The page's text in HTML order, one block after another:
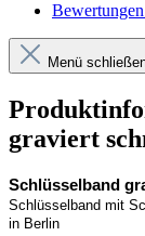
Bewertungen
Menü
graviert
Schlüsselband
Schlüsselband mit
in Berlin